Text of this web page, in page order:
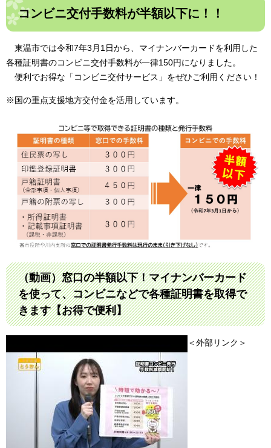
コンビニ交付手数料が半額以下に！！
東温市では令和7年3月1日から、マイナンバーカードを利用した
各種証明書のコンビニ交付手数料が一律150円になりました。
便利でお得な「コンビニ交付サービス」をぜひご利用ください！
※国の重点支援地方交付金を活用しています。
（動画）窓口の半額以下！マイナンバーカード
を使って、コンビニなどで各種証明書を取得で
きます【お得で便利】
＜外部リンク＞